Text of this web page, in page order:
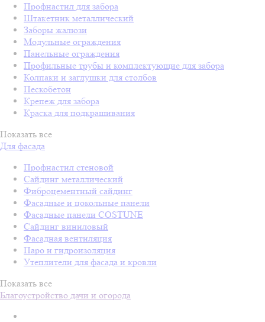
Профнастил для забора
Штакетник металлический
Заборы жалюзи
Модульные ограждения
Панельные ограждения
Профильные трубы и комплектующие для забора
Колпаки и заглушки для столбов
Пескобетон
Крепеж для забора
Краска для подкрашивания
Показать все
Для фасада
Профнастил стеновой
Сайдинг металлический
Фиброцементный сайдинг
Фасадные и цокольные панели
Фасадные панели COSTUNE
Сайдинг виниловый
Фасадная вентиляция
Паро и гидроизоляция
Утеплители для фасада и кровли
Показать все
Благоустройство дачи и огорода